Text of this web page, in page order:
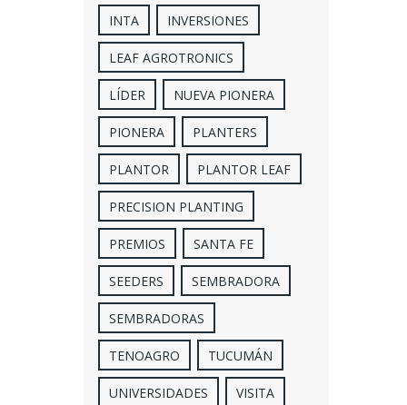
INTA INVERSIONES
LEAF AGROTRONICS
LÍDER NUEVA PIONERA
PIONERA PLANTERS
PLANTOR PLANTOR LEAF
PRECISION PLANTING
PREMIOS SANTA FE
SEEDERS SEMBRADORA
SEMBRADORAS
TENOAGRO TUCUMÁN
UNIVERSIDADES VISITA